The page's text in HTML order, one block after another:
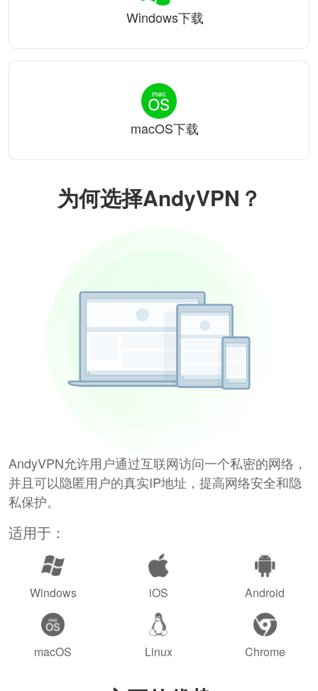
为何选择AndyVPN？
AndyVPN允许用户通过互联网访问一个私密的网络，
并且可以隐匿用户的真实IP地址，提高网络安全和隐
私保护。
适用于：
Windows iOS Android
macOS Linux Chrome
Windows下载
macOS下载